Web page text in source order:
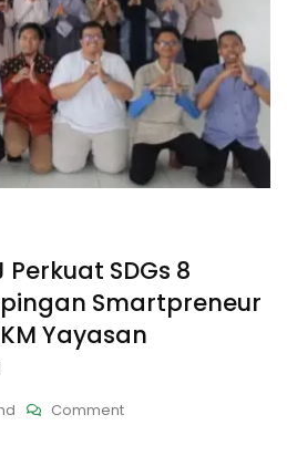
Perkuat SDGs 8
Smartpreneur
Yayasan
CommentOn